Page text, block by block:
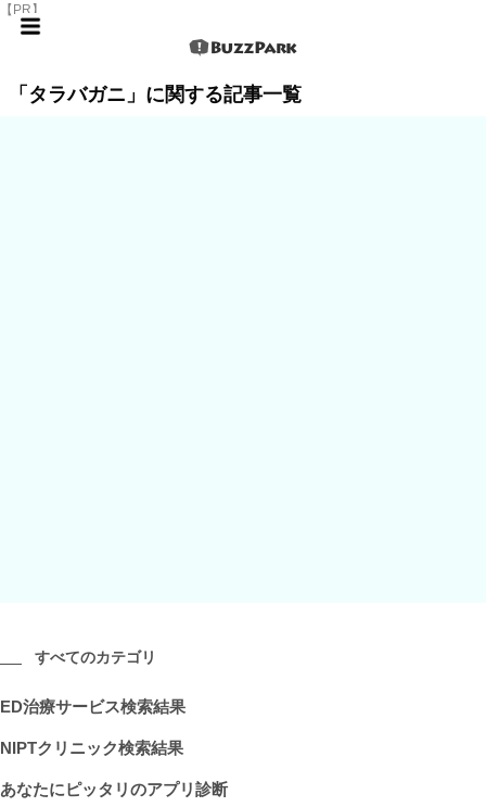
【PR】
「タラバガニ」に関する記事一覧
すべてのカテゴリ
ED治療サービス検索結果
NIPTクリニック検索結果
あなたにピッタリのアプリ診断